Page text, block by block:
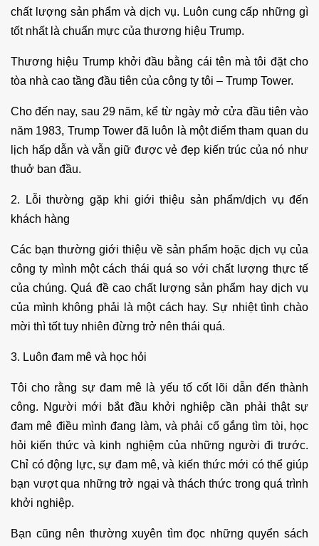
chất lượng sản phẩm và dịch vụ. Luôn cung cấp những gì
tốt nhất là chuẩn mực của thương hiệu Trump.
Thương hiệu Trump khởi đầu bằng cái tên mà tôi đặt cho
tòa nhà cao tầng đầu tiên của công ty tôi – Trump Tower.
Cho đến nay, sau 29 năm, kể từ ngày mở cửa đầu tiên vào
năm 1983, Trump Tower đã luôn là một điểm tham quan du
lịch hấp dẫn và vẫn giữ được vẻ đẹp kiến trúc của nó như
thuở ban đầu.
2. Lỗi thường gặp khi giới thiệu sản phẩm/dịch vụ đến
khách hàng
Các bạn thường giới thiệu về sản phẩm hoặc dịch vụ của
công ty mình một cách thái quá so với chất lượng thực tế
của chúng. Quá đề cao chất lượng sản phẩm hay dịch vụ
của mình không phải là một cách hay. Sự nhiệt tình chào
mời thì tốt tuy nhiên đừng trở nên thái quá.
3. Luôn đam mê và học hỏi
Tôi cho rằng sự đam mê là yếu tố cốt lõi dẫn đến thành
công. Người mới bắt đầu khởi nghiệp cần phải thật sự
đam mê điều mình đang làm, và phải cố gắng tìm tòi, học
hỏi kiến thức và kinh nghiệm của những người đi trước.
Chỉ có động lực, sự đam mê, và kiến thức mới có thể giúp
bạn vượt qua những trở ngại và thách thức trong quá trình
khởi nghiệp.
Bạn cũng nên thường xuyên tìm đọc những quyển sách